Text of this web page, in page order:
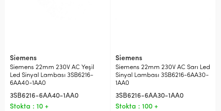
Siemens
Siemens 22mm 230V AC Yeşil
Led Sinyal Lambası 3SB6216-
6AA40-1AA0
3SB6216-6AA40-1AA0
Stokta : 10 +
Siemens
Siemens 22mm 230V AC Sarı Led
Sinyal Lambası 3SB6216-6AA30-
1AA0
3SB6216-6AA30-1AA0
Stokta : 100 +